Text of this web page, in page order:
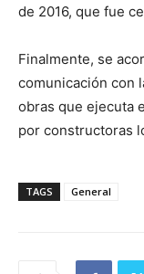
de 2016, que fue
Finalmente, se
comunicación con
obras que ejecuta
por constructoras
TAGS General